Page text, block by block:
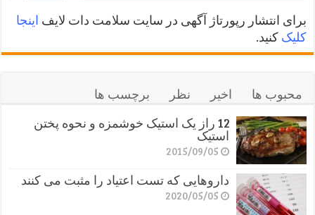
برای انتشار رپورتاژ آگهی در سایت سلامت دات لایف اینجا
کلیک کنید.
محبوب ها اخیر نظر
برچسب ها
12 راز یک استیک خوشمزه و نحوه پختن
استیک
2015/09/05
داروهایی که تست اعتیاد را مثبت می کنند
2020/05/05